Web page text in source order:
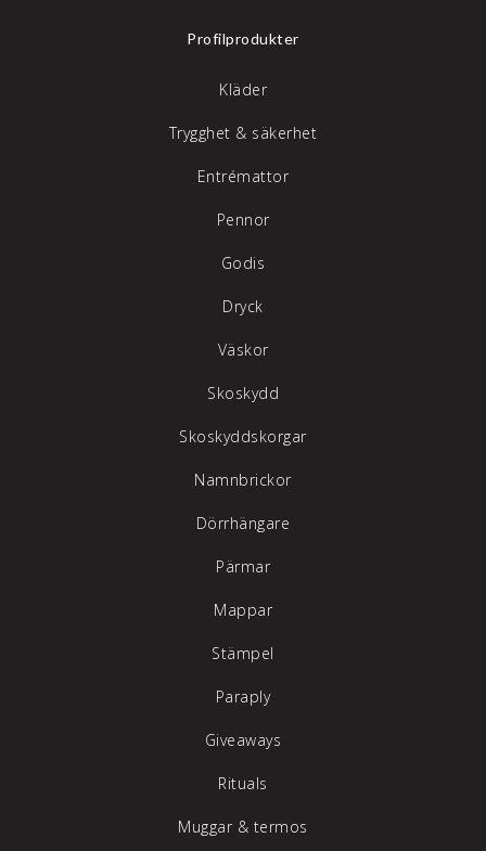
Profilprodukter
Kläder
Trygghet & säkerhet
Entrémattor
Pennor
Godis
Dryck
Väskor
Skoskydd
Skoskyddskorgar
Namnbrickor
Dörrhängare
Pärmar
Mappar
Stämpel
Paraply
Giveaways
Rituals
Muggar & termos